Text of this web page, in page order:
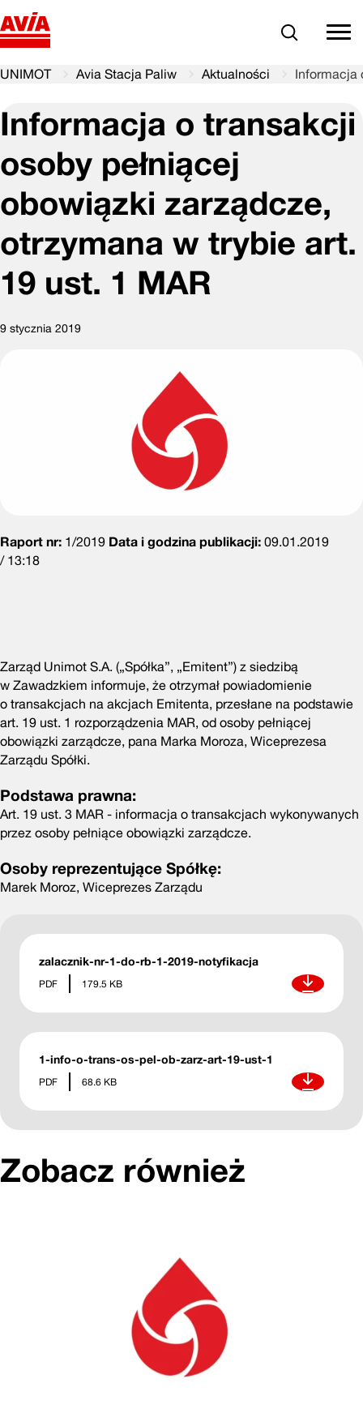
Szukaj
UNIMOT Avia Stacja Paliw Aktualności Informacja
Informacja o transakcji
osoby pełniącej
obowiązki zarządcze,
otrzymana w trybie art.
19 ust. 1 MAR
9 stycznia 2019
Raport nr: 1/2019 Data i godzina publikacji: 09.01.2019
/ 13:18
Zarząd Unimot S.A. („Spółka”, „Emitent”) z siedzibą
w Zawadzkiem informuje, że otrzymał powiadomienie
o transakcjach na akcjach Emitenta, przesłane na podstawie
art. 19 ust. 1 rozporządzenia MAR, od osoby pełniącej
obowiązki zarządcze, pana Marka Moroza, Wiceprezesa
Zarządu Spółki.
Podstawa prawna:
Art. 19 ust. 3 MAR - informacja o transakcjach wykonywanych
przez osoby pełniące obowiązki zarządcze.
Osoby reprezentujące Spółkę:
Marek Moroz, Wiceprezes Zarządu
zalacznik-nr-1-do-rb-1-2019-notyfikacja
PDF 179.5 KB Pobierz
1-info-o-trans-os-pel-ob-zarz-art-19-ust-1
PDF 68.6 KB Pobierz
Zobacz również